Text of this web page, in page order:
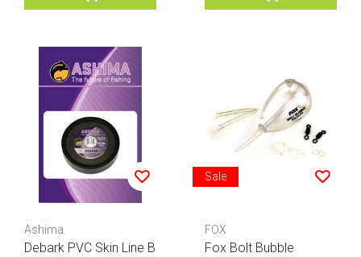
Ashima
Debark PVC Skin Line B
Sale
FOX
Fox Bolt Bubble